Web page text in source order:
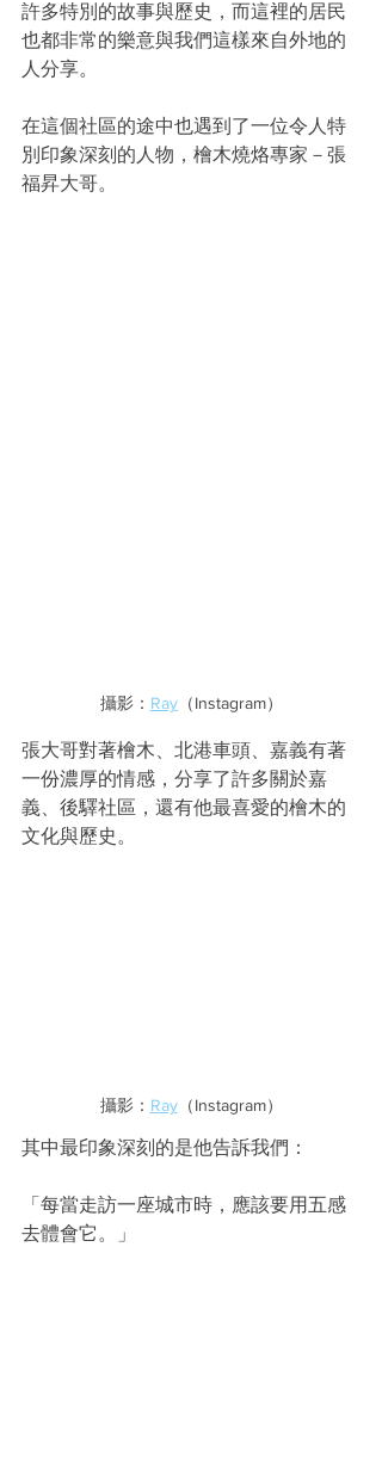
許多特別的故事與歷史，而這裡的居民
也都非常的樂意與我們這樣來自外地的
人分享。
在這個社區的途中也遇到了一位令人特
別印象深刻的人物，檜木燒烙專家－張
福昇大哥。
攝影： Ray（Instagram）
張大哥對著檜木、北港車頭、嘉義有著
一份濃厚的情感，分享了許多關於嘉
義、後驛社區，還有他最喜愛的檜木的
文化與歷史。
攝影： Ray（Instagram）
其中最印象深刻的是他告訴我們：
「每當走訪一座城市時，應該要用五感
去體會它。」